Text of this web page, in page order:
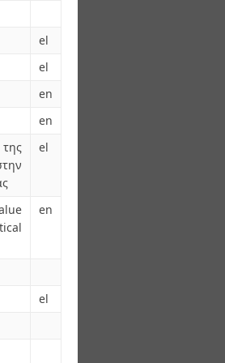
el
el
en
en
el
en
el